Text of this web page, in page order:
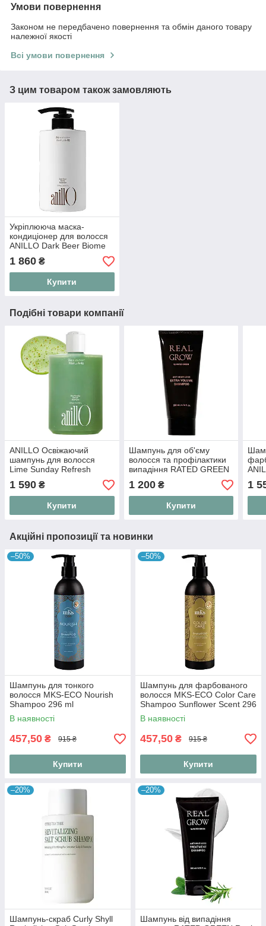
Умови повернення
Законом не передбачено повернення та обмін даного товару
належної якості
Всі умови повернення
З цим товаром також замовляють
Укріплююча маска-
кондиціонер для волосся
ANILLO Dark Beer Biome
Treatment 500 мл
1 860 ₴
Купити
Подібні товари компанії
ANILLO Освіжаючий
шампунь для волосся
Lime Sunday Refresh
1 590 ₴
Купити
Шампунь для об'єму
волосся та профілактики
випадіння RATED GREEN
Real Grow Anti Hair Loss
Extra Volume Shampoo
200 мл
1 200₴
Купити
мл
1
Акційні пропозиції та новинки
–50%
Шампунь для тонкого
волосся MKS-ECO Nourish
Shampoo 296 ml
В наявності
457,50 ₴ 915 ₴
Купити
–50%
Шампунь для фарбованого
волосся MKS-ECO Color Care
Shampoo Sunflower Scent 296
ml
В наявності
457,50 ₴ 915 ₴
Купити
–20%
Шампунь-скраб Curly Shyll
–20%
Шампунь від випадіння